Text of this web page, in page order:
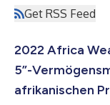
Get RSS Feed
2022 Africa
5”-
afrikanischen